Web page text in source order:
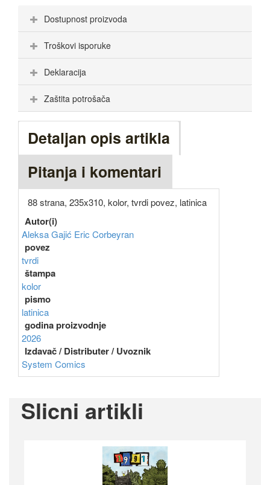
Dostupnost proizvoda
Troškovi isporuke
Deklaracija
Zaštita potrošača
Detaljan opis artikla
Pitanja i komentari
88 strana, 235x310, kolor, tvrdi povez, latinica
Autor(i)
Aleksa Gajić Eric Corbeyran
povez
tvrdi
štampa
kolor
pismo
latinica
godina proizvodnje
2026
Izdavač / Distributer / Uvoznik
System Comics
Slicni artikli